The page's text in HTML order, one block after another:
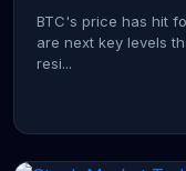
BTC's price has hit
are next key levels
resi...